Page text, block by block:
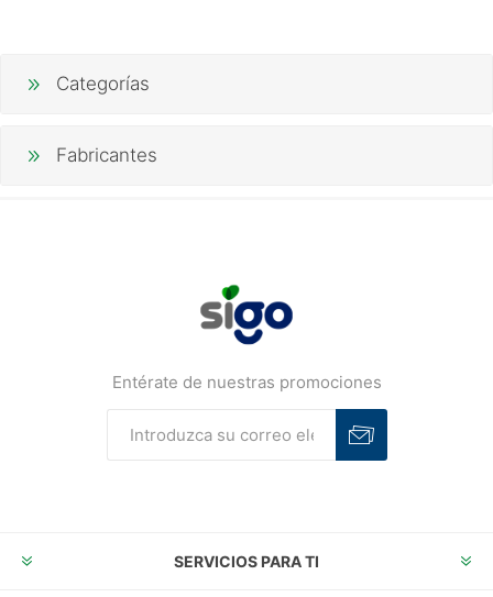
Categorías
Fabricantes
Entérate de nuestras promociones
SERVICIOS PARA TI